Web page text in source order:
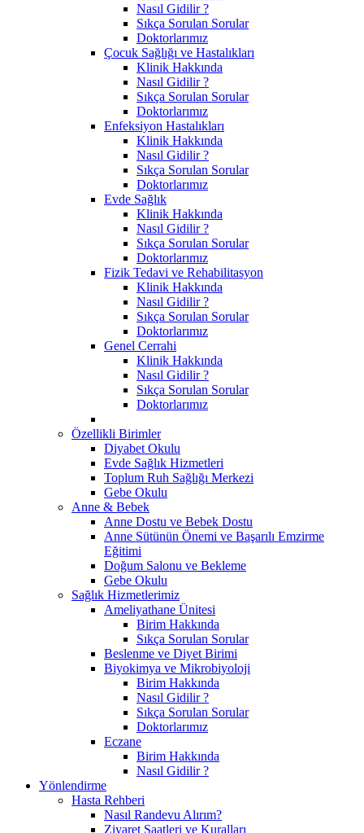
Nasıl Gidilir ?
Sıkça Sorulan Sorular
Doktorlarımız
Çocuk Sağlığı ve Hastalıkları
Klinik Hakkında
Nasıl Gidilir ?
Sıkça Sorulan Sorular
Doktorlarımız
Enfeksiyon Hastalıkları
Klinik Hakkında
Nasıl Gidilir ?
Sıkça Sorulan Sorular
Doktorlarımız
Evde Sağlık
Klinik Hakkında
Nasıl Gidilir ?
Sıkça Sorulan Sorular
Doktorlarımız
Fizik Tedavi ve Rehabilitasyon
Klinik Hakkında
Nasıl Gidilir ?
Sıkça Sorulan Sorular
Doktorlarımız
Genel Cerrahi
Klinik Hakkında
Nasıl Gidilir ?
Sıkça Sorulan Sorular
Doktorlarımız
Özellikli Birimler
Diyabet Okulu
Evde Sağlık Hizmetleri
Toplum Ruh Sağlığı Merkezi
Gebe Okulu
Anne & Bebek
Anne Dostu ve Bebek Dostu
Anne Sütünün Önemi ve Başarılı Emzirme
Eğitimi
Doğum Salonu ve Bekleme
Gebe Okulu
Sağlık Hizmetlerimiz
Ameliyathane Ünitesi
Birim Hakkında
Sıkça Sorulan Sorular
Beslenme ve Diyet Birimi
Biyokimya ve Mikrobiyoloji
Birim Hakkında
Nasıl Gidilir ?
Sıkça Sorulan Sorular
Doktorlarımız
Eczane
Birim Hakkında
Nasıl Gidilir ?
Yönlendirme
Hasta Rehberi
Nasıl Randevu Alırım?
Ziyaret Saatleri ve Kuralları